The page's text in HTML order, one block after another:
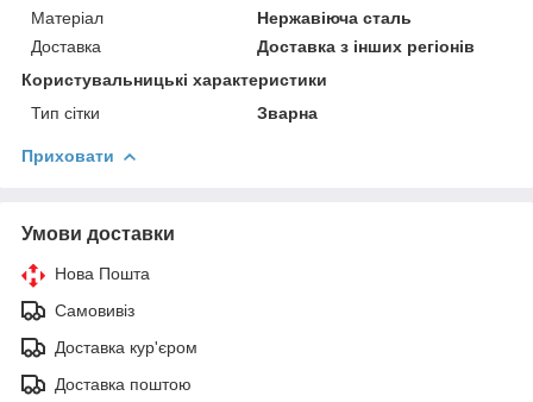
Матеріал
Нержавіюча сталь
Доставка
Доставка з інших регіонів
Користувальницькі характеристики
Тип сітки
Зварна
Приховати
Умови доставки
Нова Пошта
Самовивіз
Доставка кур'єром
Доставка поштою